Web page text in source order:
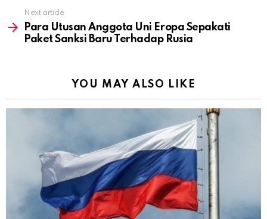
Next article
Para Utusan Anggota Uni Eropa Sepakati
Paket Sanksi Baru Terhadap Rusia
YOU MAY ALSO LIKE